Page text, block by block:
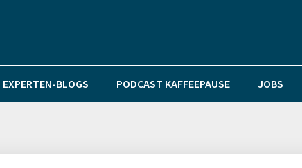
EXPERTEN-BLOGS PODCAST KAFFEEPAUSE JOBS